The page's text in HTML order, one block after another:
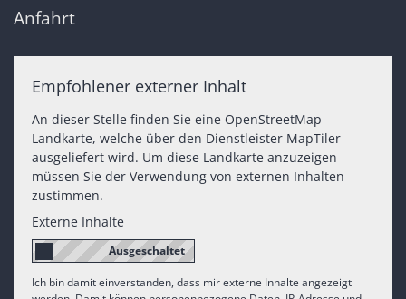
Anfahrt
Empfohlener externer Inhalt
An dieser Stelle finden Sie eine OpenStreetMap
Landkarte, welche über den Dienstleister MapTiler
ausgeliefert wird. Um diese Landkarte anzuzeigen
müssen Sie der Verwendung von externen Inhalten
zustimmen.
Externe Inhalte
Ich bin damit einverstanden, dass mir externe Inhalte angezeigt